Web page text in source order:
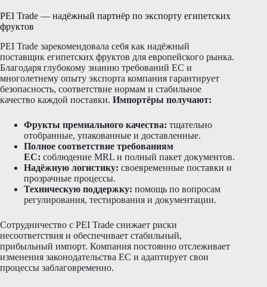
PEI Trade — надёжный партнёр по экспорту египетских
фруктов
PEI Trade зарекомендовала себя как надёжный
поставщик египетских фруктов для европейского рынка.
Благодаря глубокому знанию требований ЕС и
многолетнему опыту экспорта компания гарантирует
безопасность, соответствие нормам и стабильное
качество каждой поставки. Импортёры получают:
Фрукты премиального качества: тщательно
отобранные, упакованные и доставленные.
Полное соответствие требованиям
ЕС: соблюдение MRL и полный пакет документов.
Надёжную логистику: своевременные поставки и
прозрачные процессы.
Техническую поддержку: помощь по вопросам
регулирования, тестирования и документации.
Сотрудничество с PEI Trade снижает риски
несоответствия и обеспечивает стабильный,
прибыльный импорт. Компания постоянно отслеживает
изменения законодательства ЕС и адаптирует свои
процессы заблаговременно.